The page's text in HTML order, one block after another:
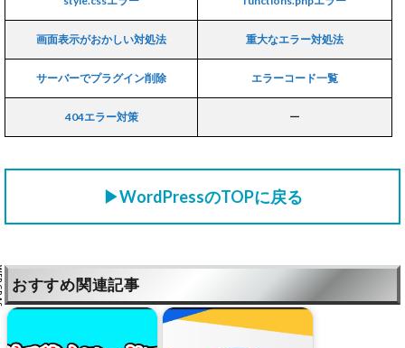
画面表示がおかしい対処法 重大なエラー対処法
サーバーでプラグイン削除 エラーコード一覧
404エラー対策 ー
▶WordPressのTOPに戻る
おすすめ関連記事